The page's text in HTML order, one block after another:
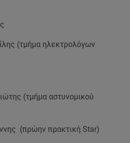
(τμήμα ηλεκτρολόγων
(τμήμα αστυνομικού
(πρώην πρακτική Star)